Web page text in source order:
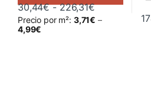
30,44€ - 226,31€Rango de
Precio por m²: 3,71€ –
4,99€
Este producto tiene múltiples